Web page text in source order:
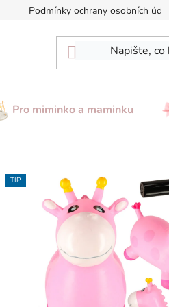
Podmínky ochrany osobních údajů
Pro miminko a maminku
TIP